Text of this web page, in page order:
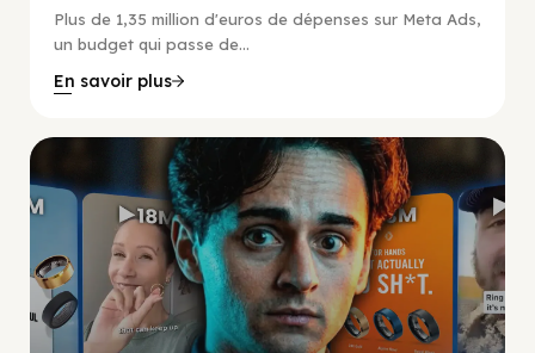
Plus de 1,35 million d'euros de dépenses sur Meta Ads,
un budget qui passe de...
En savoir plus
Social Scaling